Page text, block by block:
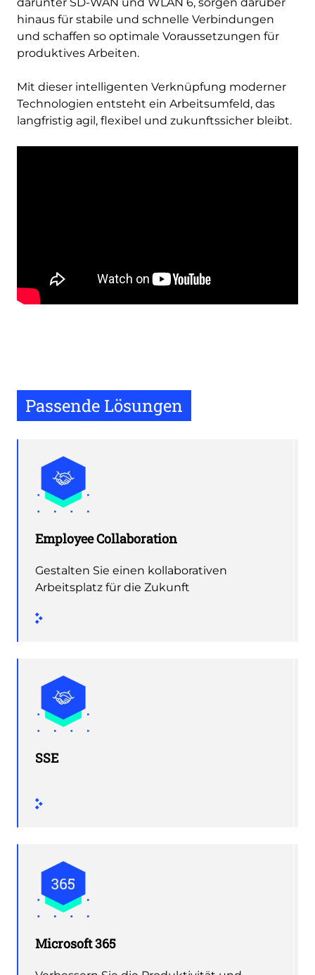
darunter SD-WAN und WLAN 6, sorgen darüber
hinaus für stabile und schnelle Verbindungen
und schaffen so optimale Voraussetzungen für
produktives Arbeiten.
Mit dieser intelligenten Verknüpfung moderner
Technologien entsteht ein Arbeitsumfeld, das
langfristig agil, flexibel und zukunftssicher bleibt.
Passende Lösungen
Employee Collaboration
Gestalten Sie einen kollaborativen
Arbeitsplatz für die Zukunft
SSE
Microsoft 365